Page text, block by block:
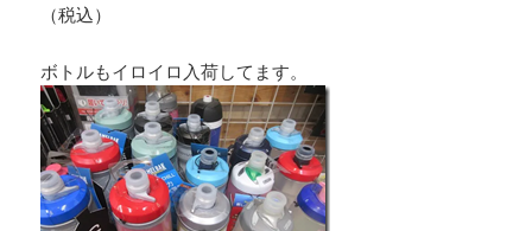
（税込）
ボトルもイロイロ入荷してます。